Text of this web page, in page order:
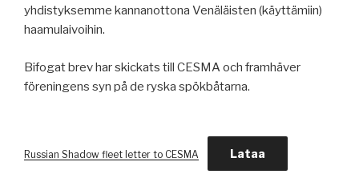
yhdistyksemme kannanottona Venäläisten (käyttämiin)
haamulaivoihin.
Bifogat brev har skickats till CESMA och framhäver
föreningens syn på de ryska spökbåtarna.
Russian Shadow fleet letter to CESMA Lataa